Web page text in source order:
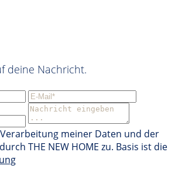
deine Nachricht.
meiner Daten und der
THE NEW HOME zu. Basis ist die